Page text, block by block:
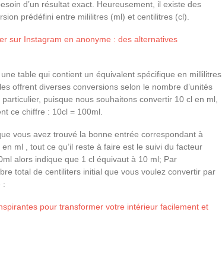
d’un résultat exact. Heureusement, il existe des
prédéfini entre mililitres (ml) et centilitres (cl).
sur Instagram en anonyme : des alternatives
table qui contient un équivalent spécifique en millilitres
offrent diverses conversions selon le nombre d’unités
puisque nous souhaitons convertir 10 cl en ml,
ce chiffre : 10cl = 100ml.
vous avez trouvé la bonne entrée correspondant à
ml , tout ce qu’il reste à faire est le suivi du facteur
alors indique que 1 cl équivaut à 10 ml; Par
total de centiliters initial que vous voulez convertir par
:
pour transformer votre intérieur facilement et